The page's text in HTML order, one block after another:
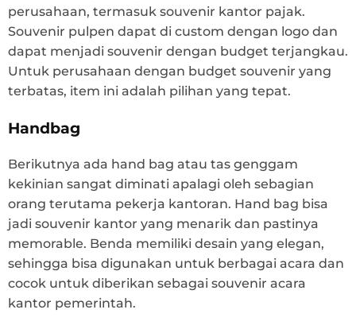
perusahaan, termasuk souvenir kantor pajak.
Souvenir pulpen dapat di custom dengan logo dan
dapat menjadi souvenir dengan budget terjangkau.
Untuk perusahaan dengan budget souvenir yang
terbatas, item ini adalah pilihan yang tepat.
Handbag
Berikutnya ada hand bag atau tas genggam
kekinian sangat diminati apalagi oleh sebagian
orang terutama pekerja kantoran. Hand bag bisa
jadi souvenir kantor yang menarik dan pastinya
memorable. Benda memiliki desain yang elegan,
sehingga bisa digunakan untuk berbagai acara dan
cocok untuk diberikan sebagai souvenir acara
kantor pemerintah.